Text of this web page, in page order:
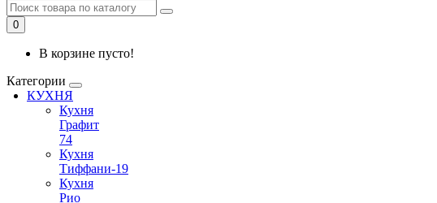
0
В корзине пусто!
Категории
КУХНЯ
Кухня
Графит
74
Кухня
Тиффани-19
Кухня
Рио